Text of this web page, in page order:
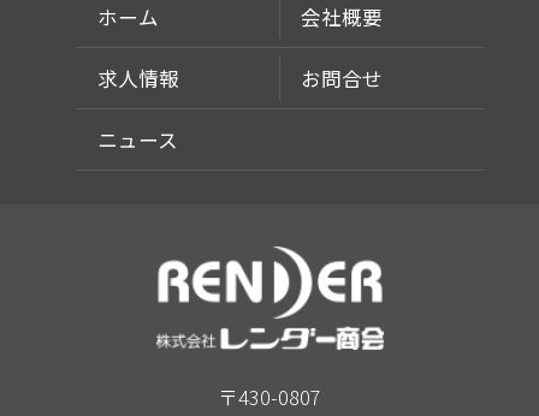
ホーム 会社概要
求人情報 お問合せ
ニュース
〒430-0807